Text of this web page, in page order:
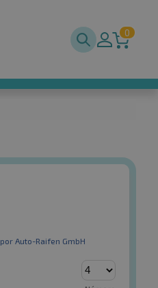
0
por Auto-Raifen GmbH